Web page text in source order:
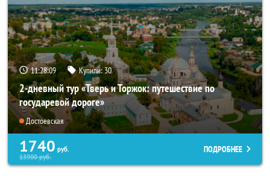
11:28:07 Купили:30
2-дневный тур «Тверь и Торжок: путешествие по
государевой дороге»
Достоевская
1740 руб.
13900руб.
ПОДРОБНЕЕ